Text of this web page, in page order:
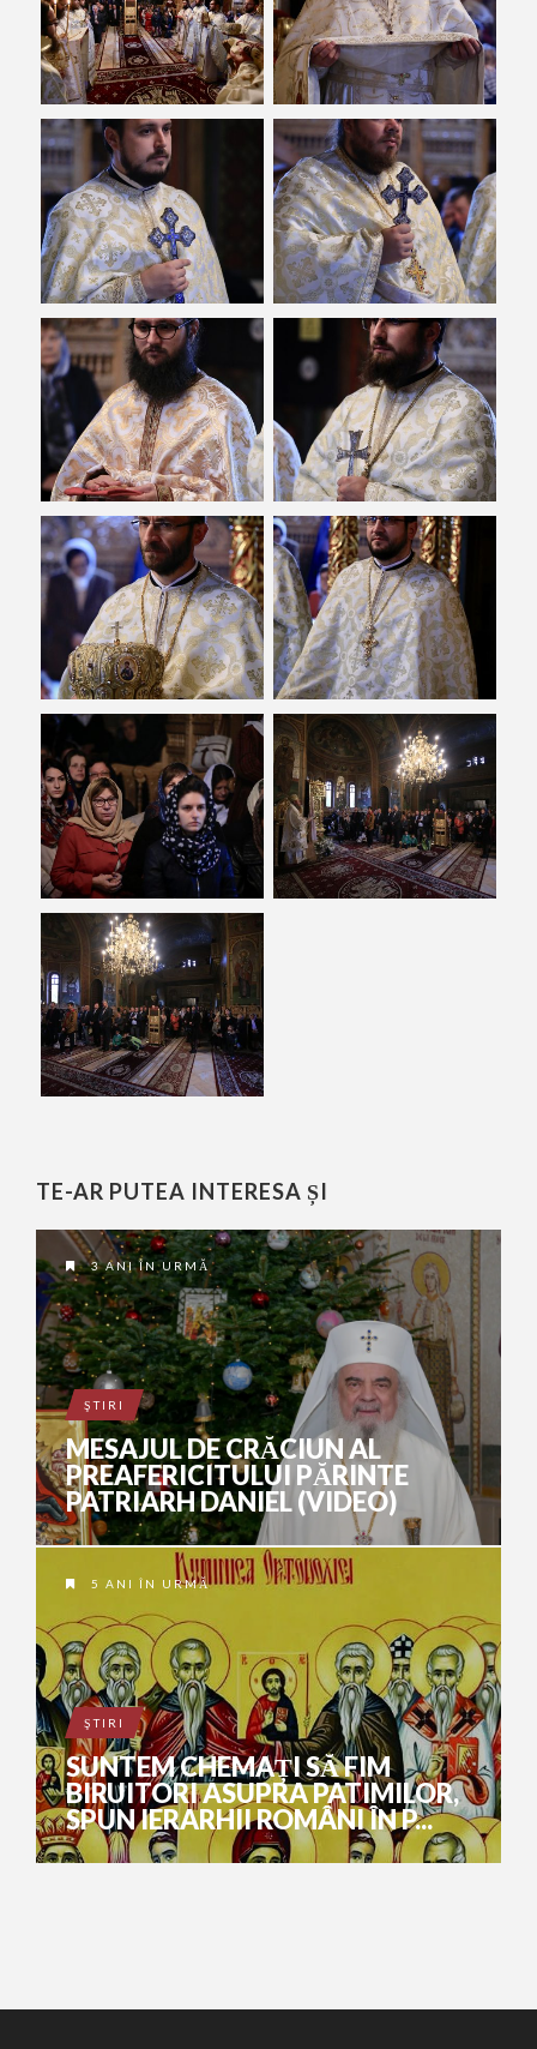
TE-AR PUTEA INTERESA ȘI
3 ANI ÎN URMĂ
ŞTIRI
MESAJUL DE CRĂCIUN AL
PREAFERICITULUI PĂRINTE
PATRIARH DANIEL (VIDEO)
5 ANI ÎN URMĂ
ŞTIRI
SUNTEM CHEMAȚI SĂ FIM
BIRUITORI ASUPRA PATIMILOR,
SPUN IERARHII ROMÂNI ÎN P...